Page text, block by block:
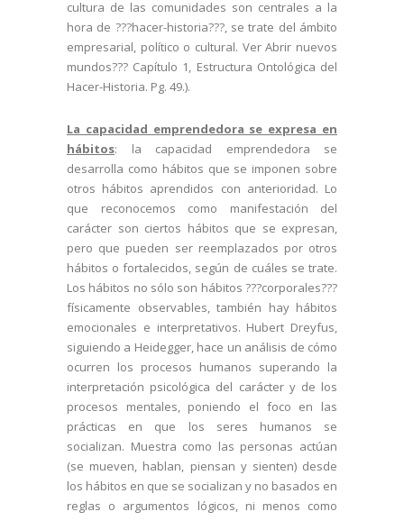
cultura de las comunidades son centrales a la
hora de ???hacer-historia???, se trate del ámbito
empresarial, político o cultural. Ver Abrir nuevos
mundos??? Capítulo 1, Estructura Ontológica del
Hacer-Historia. Pg. 49.).
La capacidad emprendedora se expresa en
hábitos: la capacidad emprendedora se
desarrolla como hábitos que se imponen sobre
otros hábitos aprendidos con anterioridad. Lo
que reconocemos como manifestación del
carácter son ciertos hábitos que se expresan,
pero que pueden ser reemplazados por otros
hábitos o fortalecidos, según de cuáles se trate.
Los hábitos no sólo son hábitos ???corporales???
físicamente observables, también hay hábitos
emocionales e interpretativos. Hubert Dreyfus,
siguiendo a Heidegger, hace un análisis de cómo
ocurren los procesos humanos superando la
interpretación psicológica del carácter y de los
procesos mentales, poniendo el foco en las
prácticas en que los seres humanos se
socializan. Muestra como las personas actúan
(se mueven, hablan, piensan y sienten) desde
los hábitos en que se socializan y no basados en
reglas o argumentos lógicos, ni menos como